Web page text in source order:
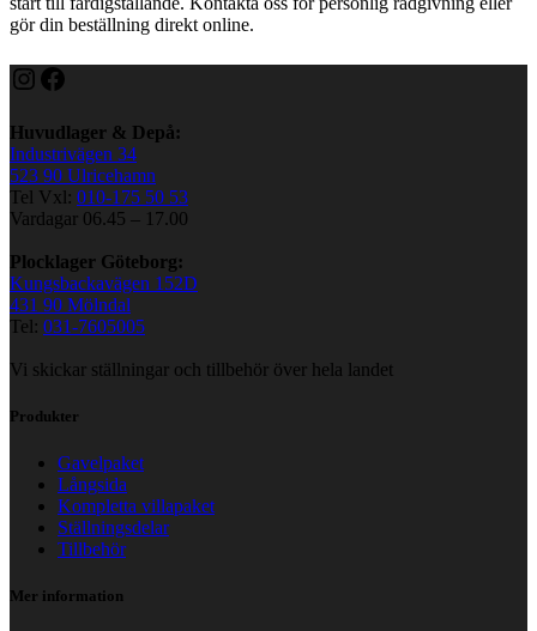
gör din beställning direkt online.
Huvudlager & Depå:
Industrivägen 34
523 90 Ulricehamn
Tel Vxl: 010-175 50 53
Vardagar 06.45 – 17.00
Plocklager Göteborg:
Kungsbackavägen 152D
431 90 Mölndal
Tel: 031-7605005
Vi skickar ställningar och tillbehör över hela landet
Produkter
Gavelpaket
Långsida
Kompletta villapaket
Ställningsdelar
Tillbehör
Mer information